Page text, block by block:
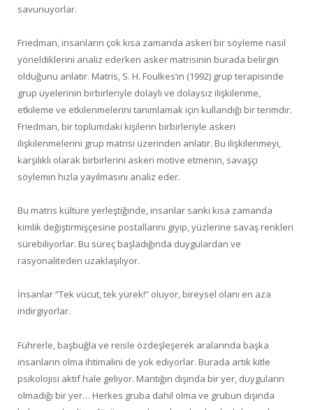
savunuyorlar.
Friedman, insanların çok kısa zamanda askeri bir söyleme nasıl
yöneldiklerini analiz ederken asker matrisinin burada belirgin
olduğunu anlatır. Matris, S. H. Foulkes’ın (1992) grup terapisinde
grup üyelerinin birbirleriyle dolaylı ve dolaysız ilişkilenme,
etkileme ve etkilenmelerini tanımlamak için kullandığı bir terimdir.
Friedman, bir toplumdaki kişilerin birbirleriyle askeri
ilişkilenmelerini grup matrisi üzerinden anlatır. Bu ilişkilenmeyi,
karşılıklı olarak birbirlerini askeri motive etmenin, savaşçı
söylemin hızla yayılmasını analiz eder.
Bu matris kültüre yerleştiğinde, insanlar sanki kısa zamanda
kimlik değiştirmişçesine postallarını giyip, yüzlerine savaş renkleri
sürebiliyorlar. Bu süreç başladığında duygulardan ve
rasyonaliteden uzaklaşılıyor.
İnsanlar “Tek vücut, tek yürek!” oluyor, bireysel olanı en aza
indirgiyorlar.
Führerle, başbuğla ve reisle özdeşleşerek aralarında başka
insanların olma ihtimalini de yok ediyorlar. Burada artık kitle
psikolojisi aktif hale geliyor. Mantığın dışında bir yer, duyguların
olmadığı bir yer… Herkes gruba dahil olma ve grubun dışında